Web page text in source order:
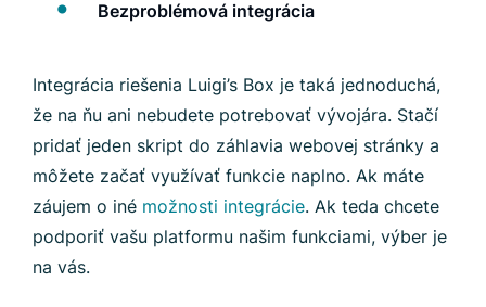
Bezproblémová integrácia
Integrácia riešenia Luigi’s Box je taká jednoduchá,
že na ňu ani nebudete potrebovať vývojára. Stačí
pridať jeden skript do záhlavia webovej stránky a
môžete začať využívať funkcie naplno. Ak máte
záujem o iné možnosti integrácie. Ak teda chcete
podporiť vašu platformu našim funkciami, výber je
na vás.